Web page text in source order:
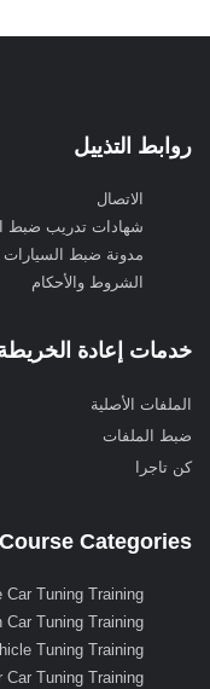
روابط التذييل
الاتصال
شهادات تدريب ضبط
مدونة ضبط السيارات
الشروط والأحكام
خدمات إعادة
الملفات الأصلية
ضبط الملفات
كن تاجرا
Categories
Car Tuning Training
Car Tuning Training
Tuning Training
Car Tuning Training